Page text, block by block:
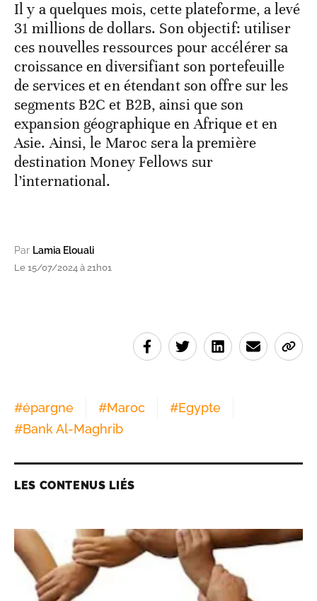
Il y a quelques mois, cette plateforme, a levé
31 millions de dollars. Son objectif: utiliser
ces nouvelles ressources pour accélérer sa
croissance en diversifiant son portefeuille
de services et en étendant son offre sur les
segments B2C et B2B, ainsi que son
expansion géographique en Afrique et en
Asie. Ainsi, le Maroc sera la première
destination Money Fellows sur
l’international.
Par Lamia Elouali
Le 15/07/2024 à 21h01
#épargne #Maroc #Egypte
#Bank Al-Maghrib
LES CONTENUS LIÉS